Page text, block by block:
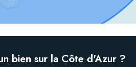
bien sur la Côte d'Azur ?